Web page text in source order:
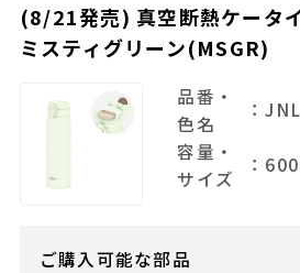
(8/21発売) 真空断熱ケータ
ミスティグリーン(MSGR)
品番・
色名
：
容量・
サイズ
：
ご購入可能な部品